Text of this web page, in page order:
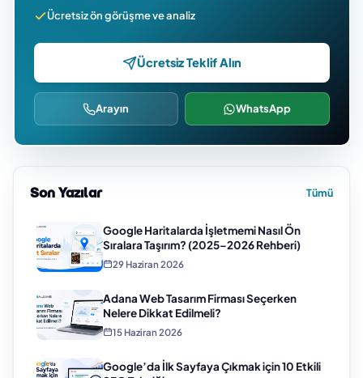
Ücretsiz ön görüşme ve analiz
Ücretsiz Teklif Alın
Arayın WhatsApp
Son Yazılar Tümü
Google Haritalarda İşletmemi Nasıl Ön
Sıralara Taşırım? (2025–2026 Rehberi)
29 Haziran 2026
Adana Web Tasarım Firması Seçerken
Nelere Dikkat Edilmeli?
15 Haziran 2026
Google’da İlk Sayfaya Çıkmak için 10 Etkili